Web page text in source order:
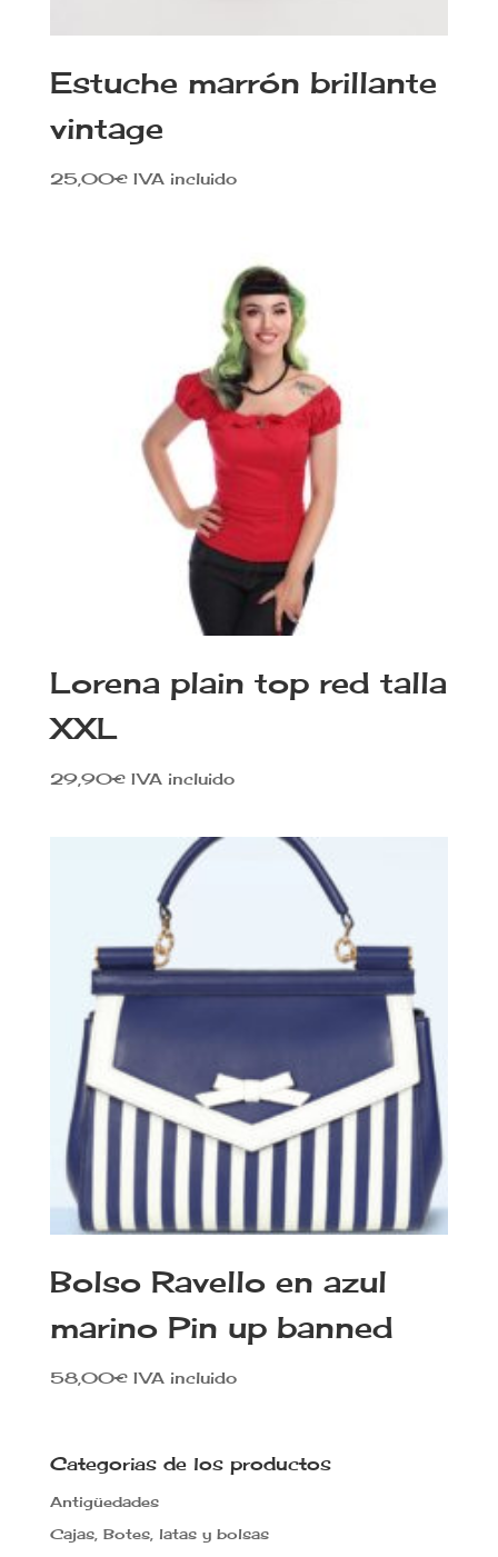
Estuche marrón brillante
vintage
25,00€ IVA incluido
Lorena plain top red talla
XXL
29,90€ IVA incluido
Bolso Ravello en azul
marino Pin up banned
58,00€ IVA incluido
Categorias de los productos
Antigüedades
Cajas, Botes, latas y bolsas